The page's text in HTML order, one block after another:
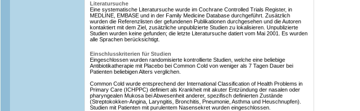
Literatursuche
Eine systematische Literatursuche wurde im Cochrane Controlled Trials Register, in
MEDLINE, EMBASE und in der Family Medicine Database durchgeführt. Zusätzlich
wurden die Referenzlisten der gefundenen Publikationen durchgesehen und die Autoren
kontaktiert mit dem Ziel, zusätzliche unpublizierte Studien zu lokalisieren. Unpublizierte
Studien wurden keine gefunden; die letzte Literatursuche datiert vom Mai 2001. Es wurden
alle Sprachen berücksichtigt.
Einschlusskriterien für Studien
Eingeschlossen wurden randomisierte kontrollierte Studien, welche eine beliebige
Antibiotikatherapie mit Placebo bei Common Cold von weniger als 7 Tagen Dauer bei
Patienten beliebigen Alters verglichen.
Common Cold wurde entsprechend der International Classification of Health Problems in
Primary Care (ICHPPC) definiert als Krankheit mit akuter Entzündung der nasalen oder
pharyngealen Mukosa bei Abwesenheit anderer, spezifisch definierten Zustände
(Streptokokken-Angina, Laryngitis, Bronchitis, Pneumonie, Asthma und Heuschnupfen).
Studien mit Patienten mit purulentem Nasensekret wurden eingeschlossen.